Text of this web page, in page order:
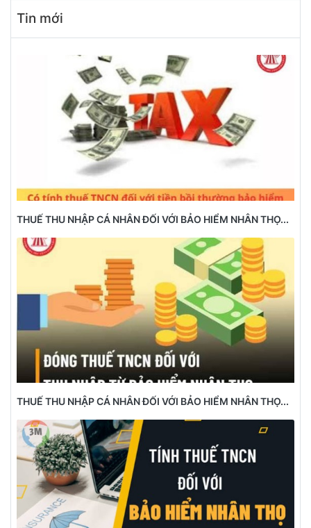
Tin mới
THUẾ THU NHẬP CÁ NHÂN ĐỐI VỚI BẢO HIỂM NHÂN THỌ...
THUẾ THU NHẬP CÁ NHÂN ĐỐI VỚI BẢO HIỂM NHÂN THỌ...